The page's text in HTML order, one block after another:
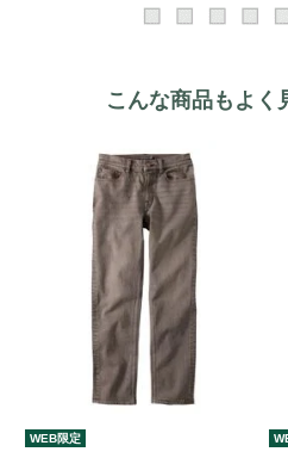
こんな商品もよく
WEB限定